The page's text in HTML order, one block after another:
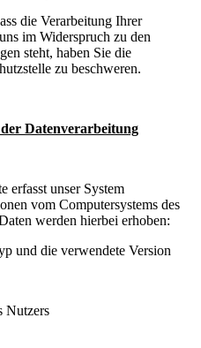
die Verarbeitung Ihrer
im Widerspruch zu den
steht, haben Sie die
zu beschweren.
Datenverarbeitung
erfasst unser System
vom Computersystems des
werden hierbei erhoben:
und die verwendete Version
Nutzers